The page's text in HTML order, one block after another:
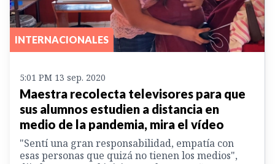
INTERNACIONALES
5:01 PM 13 sep. 2020
Maestra recolecta televisores para que
sus alumnos estudien a distancia en
medio de la pandemia, mira el vídeo
"Sentí una gran responsabilidad, empatía con
esas personas que quizá no tienen los medios",